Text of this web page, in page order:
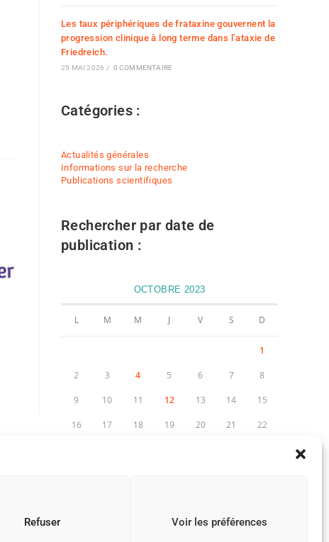
Refuser Voir les préférences
Les taux périphériques de frataxine gouvernent la
progression clinique à long terme dans l’ataxie de
Friedreich.
25 MAI 2026 / 0 COMMENTAIRE
Catégories :
Actualités générales
Informations sur la recherche
Publications scientifiques
Rechercher par date de
publication :
OCTOBRE 2023
L M M J V S D
1
2 3 4 5 6 7 8
9 10 11 12 13 14 15
16 17 18 19 20 21 22